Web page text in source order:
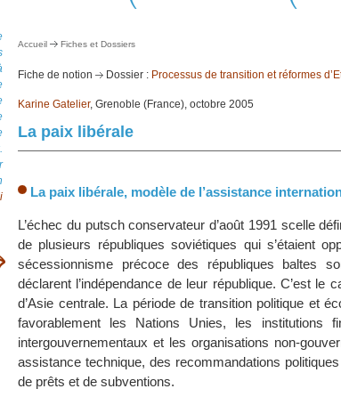
Accueil Fiches et Dossiers
Fiche de notion Dossier : Processus de transition et réformes
Karine Gatelier, Grenoble (France), octobre 2005
La paix libérale
La paix libérale, modèle de l’assistance
L’échec du putsch conservateur d’août 1991 scelle
de plusieurs républiques soviétiques qui s’étaient
sécessionnisme précoce des républiques baltes
déclarent l’indépendance de leur république. C’est le
d’Asie centrale. La période de transition politique et
favorablement les Nations Unies, les institutions
intergouvernementaux et les organisations non-
assistance technique, des recommandations
de prêts et de subventions.